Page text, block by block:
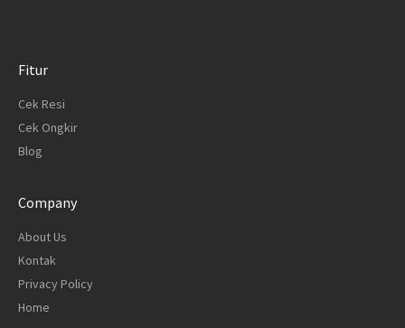
Fitur
Cek Resi
Cek Ongkir
Blog
Company
About Us
Kontak
Privacy Policy
Home